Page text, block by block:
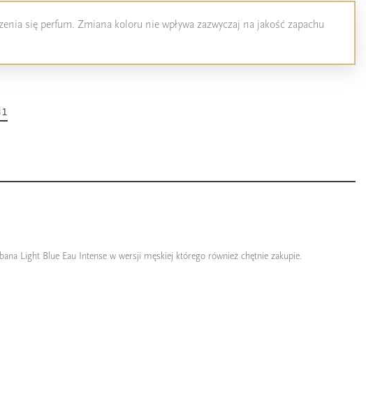
się perfum. Zmiana koloru nie wpływa zazwyczaj na jakość zapachu
Light Blue Eau Intense w wersji męskiej którego również chętnie zakupie.